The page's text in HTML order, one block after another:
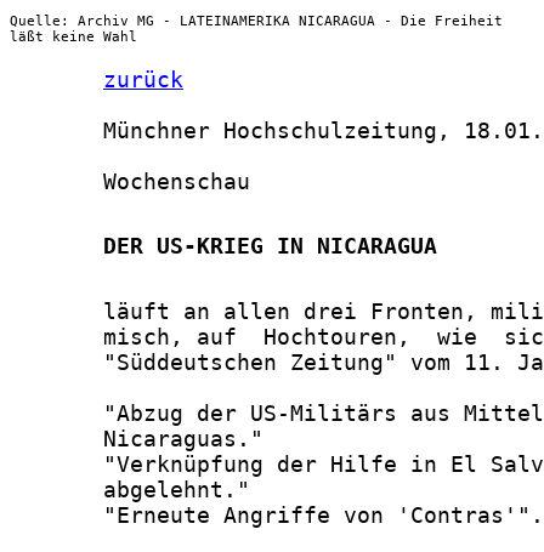
Quelle: Archiv MG - LATEINAMERIKA NICARAGUA - Die Freiheit
läßt keine Wahl
zurück
Münchner Hochschulzeitung,
       Wochenschau
       DER US-KRIEG IN NICARAGUA
läuft an allen drei Fronten,
misch, auf  Hochtouren,  wie
"Süddeutschen Zeitung" vom 11.
"Abzug der US-Militärs aus
       Nicaraguas."
"Verknüpfung der Hilfe in El
       abgelehnt."
       "Erneute Angriffe von 'Contras'".